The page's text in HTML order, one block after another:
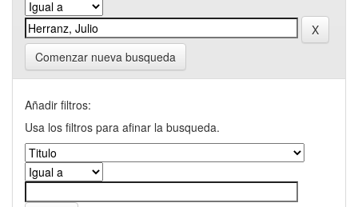
Comenzar nueva busqueda
Añadir filtros:
Usa los filtros para afinar la busqueda.